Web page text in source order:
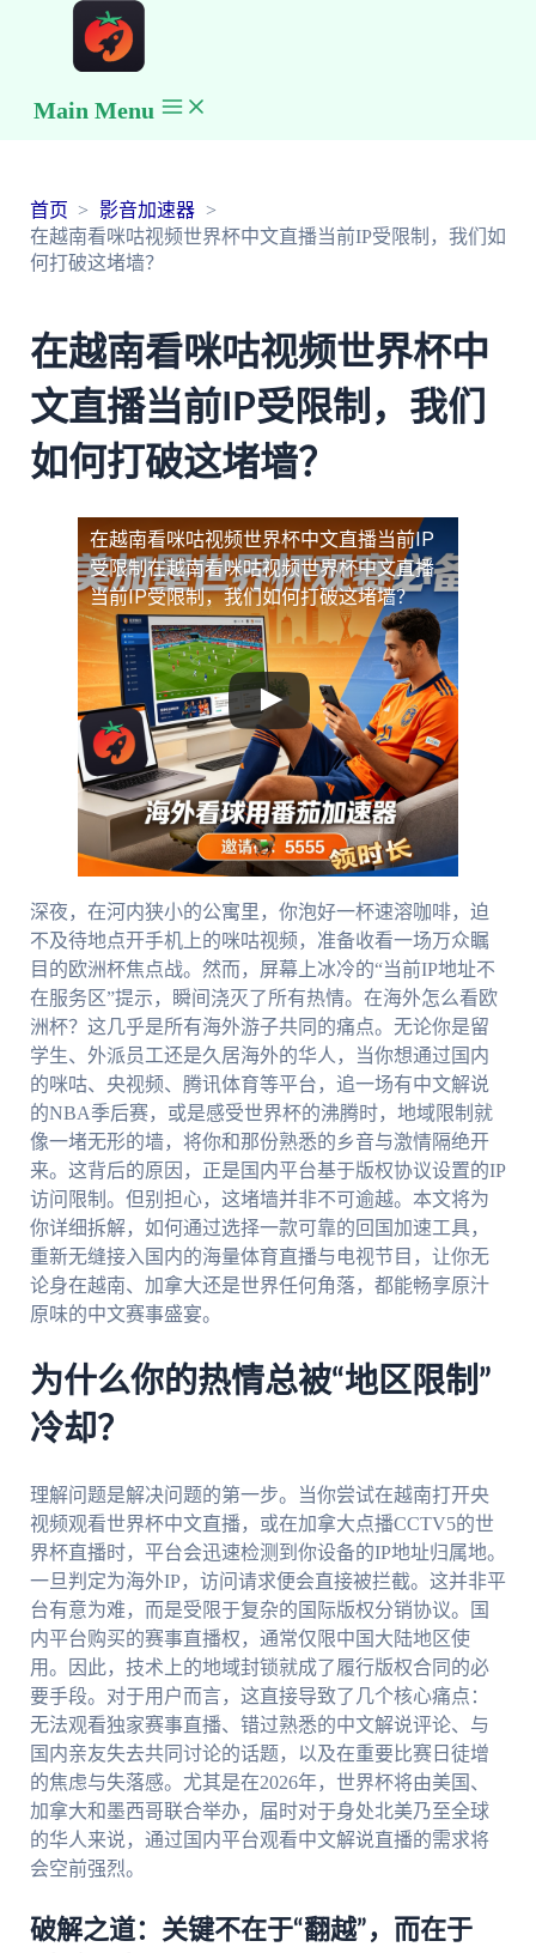
Main Menu
首页
影音加速器
在越南看咪咕视频世界杯中文直播当前IP受限制，我们如
何打破这堵墙？
在越南看咪咕视频世界杯中
文直播当前IP受限制，我们
如何打破这堵墙？
在越南看咪咕视频世界杯中文直播当前IP
受限制在越南看咪咕视频世界杯中文直播
当前IP受限制，我们如何打破这堵墙？
深夜，在河内狭小的公寓里，你泡好一杯速溶咖啡，迫
不及待地点开手机上的咪咕视频，准备收看一场万众瞩
目的欧洲杯焦点战。然而，屏幕上冰冷的“当前IP地址不
在服务区”提示，瞬间浇灭了所有热情。在海外怎么看欧
洲杯？这几乎是所有海外游子共同的痛点。无论你是留
学生、外派员工还是久居海外的华人，当你想通过国内
的咪咕、央视频、腾讯体育等平台，追一场有中文解说
的NBA季后赛，或是感受世界杯的沸腾时，地域限制就
像一堵无形的墙，将你和那份熟悉的乡音与激情隔绝开
来。这背后的原因，正是国内平台基于版权协议设置的IP
访问限制。但别担心，这堵墙并非不可逾越。本文将为
你详细拆解，如何通过选择一款可靠的回国加速工具，
重新无缝接入国内的海量体育直播与电视节目，让你无
论身在越南、加拿大还是世界任何角落，都能畅享原汁
原味的中文赛事盛宴。
为什么你的热情总被“地区限制”
冷却？
理解问题是解决问题的第一步。当你尝试在越南打开央
视频观看世界杯中文直播，或在加拿大点播CCTV5的世
界杯直播时，平台会迅速检测到你设备的IP地址归属地。
一旦判定为海外IP，访问请求便会直接被拦截。这并非平
台有意为难，而是受限于复杂的国际版权分销协议。国
内平台购买的赛事直播权，通常仅限中国大陆地区使
用。因此，技术上的地域封锁就成了履行版权合同的必
要手段。对于用户而言，这直接导致了几个核心痛点：
无法观看独家赛事直播、错过熟悉的中文解说评论、与
国内亲友失去共同讨论的话题，以及在重要比赛日徒增
的焦虑与失落感。尤其是在2026年，世界杯将由美国、
加拿大和墨西哥联合举办，届时对于身处北美乃至全球
的华人来说，通过国内平台观看中文解说直播的需求将
会空前强烈。
破解之道：关键不在于“翻越”，而在于